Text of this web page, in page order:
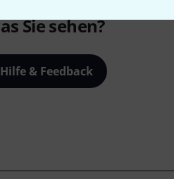
Sie sehen?
Hilfe & Feedback